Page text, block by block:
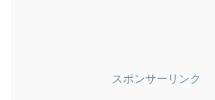
スポンサーリンク